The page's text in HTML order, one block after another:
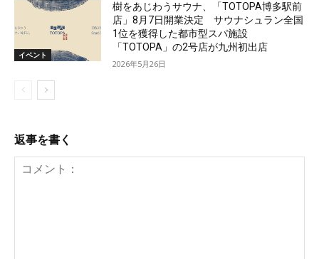
イベント
樹をあじわうサウナ、「TOTOPA博多駅前
店」8月7日開業決定 サウナシュラン全国
1位を獲得した都市型スパ施設
「TOTOPA」の2号店が九州初出店
2026年5月26日
返事を書く